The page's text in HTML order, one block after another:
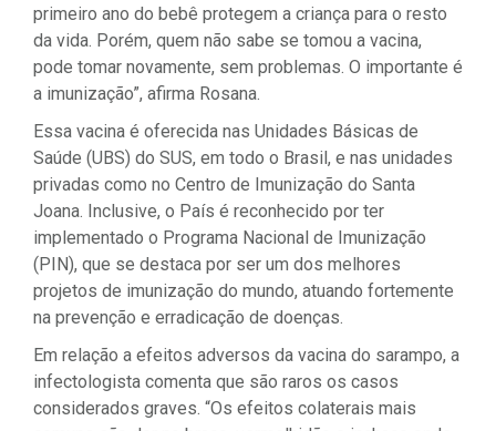
primeiro ano do bebê protegem a criança para o resto
da vida. Porém, quem não sabe se tomou a vacina,
pode tomar novamente, sem problemas. O importante é
a imunização”, afirma Rosana.
Essa vacina é oferecida nas Unidades Básicas de
Saúde (UBS) do SUS, em todo o Brasil, e nas unidades
privadas como no Centro de Imunização do Santa
Joana. Inclusive, o País é reconhecido por ter
implementado o Programa Nacional de Imunização
(PIN), que se destaca por ser um dos melhores
projetos de imunização do mundo, atuando fortemente
na prevenção e erradicação de doenças.
Em relação a efeitos adversos da vacina do sarampo, a
infectologista comenta que são raros os casos
considerados graves. “Os efeitos colaterais mais